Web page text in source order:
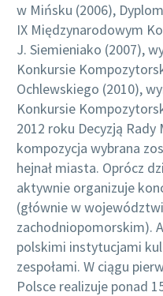
w Mińsku (2006),
IX Międzynarodowym
J. Siemieniako (2007),
Konkursie
Ochlewskiego (2010),
Konkursie
2012 roku Decyzją
kompozycja wybrana
hejnał miasta. Oprócz
aktywnie organizuje
(głównie w
zachodniopomorskim).
polskimi instytucjami
zespołami. W ciągu
Polsce realizuje ponad